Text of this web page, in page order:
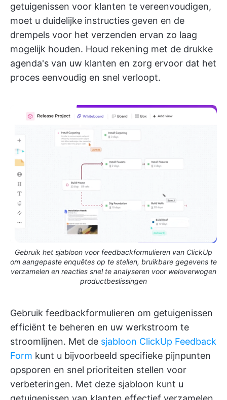
getuigenissen voor klanten te vereenvoudigen,
moet u duidelijke instructies geven en de
drempels voor het verzenden ervan zo laag
mogelijk houden. Houd rekening met de drukke
agenda's van uw klanten en zorg ervoor dat het
proces eenvoudig en snel verloopt.
Gebruik het sjabloon voor feedbackformulieren van ClickUp
om aangepaste enquêtes op te stellen, bruikbare gegevens te
verzamelen en reacties snel te analyseren voor weloverwogen
productbeslissingen
Gebruik feedbackformulieren om getuigenissen
efficiënt te beheren en uw werkstroom te
stroomlijnen. Met de sjabloon ClickUp Feedback
Form kunt u bijvoorbeeld specifieke pijnpunten
opsporen en snel prioriteiten stellen voor
verbeteringen. Met deze sjabloon kunt u